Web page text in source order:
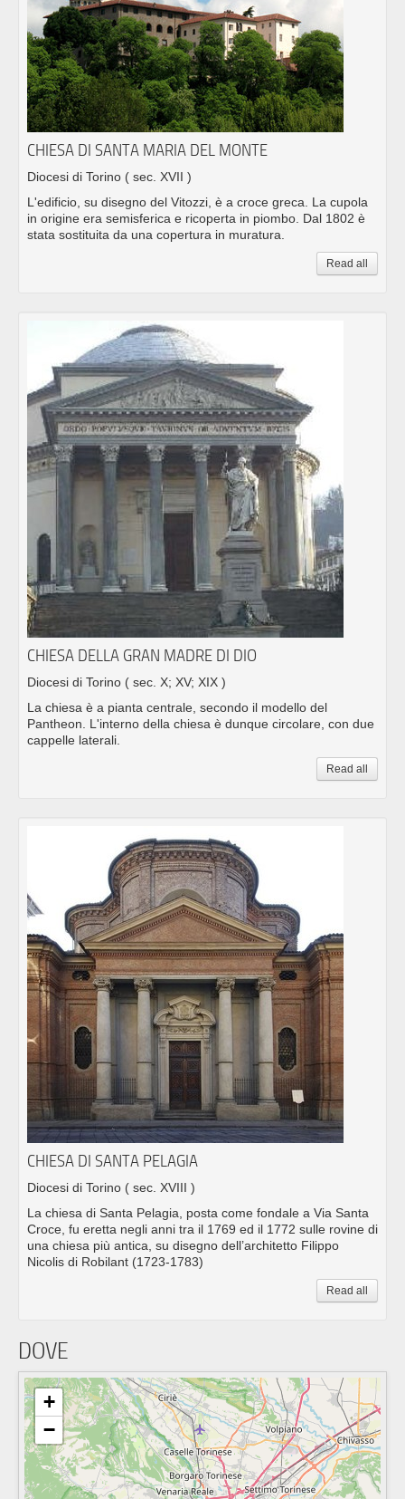
CHIESA DI SANTA MARIA DEL MONTE
Diocesi di Torino ( sec. XVII )
L'edificio, su disegno del Vitozzi, è a croce greca. La cupola
in origine era semisferica e ricoperta in piombo. Dal 1802 è
stata sostituita da una copertura in muratura.
Read all
CHIESA DELLA GRAN MADRE DI DIO
Diocesi di Torino ( sec. X; XV; XIX )
La chiesa è a pianta centrale, secondo il modello del
Pantheon. L'interno della chiesa è dunque circolare, con due
cappelle laterali.
Read all
CHIESA DI SANTA PELAGIA
Diocesi di Torino ( sec. XVIII )
La chiesa di Santa Pelagia, posta come fondale a Via Santa
Croce, fu eretta negli anni tra il 1769 ed il 1772 sulle rovine di
una chiesa più antica, su disegno dell’architetto Filippo
Nicolis di Robilant (1723-1783)
Read all
DOVE
+
−